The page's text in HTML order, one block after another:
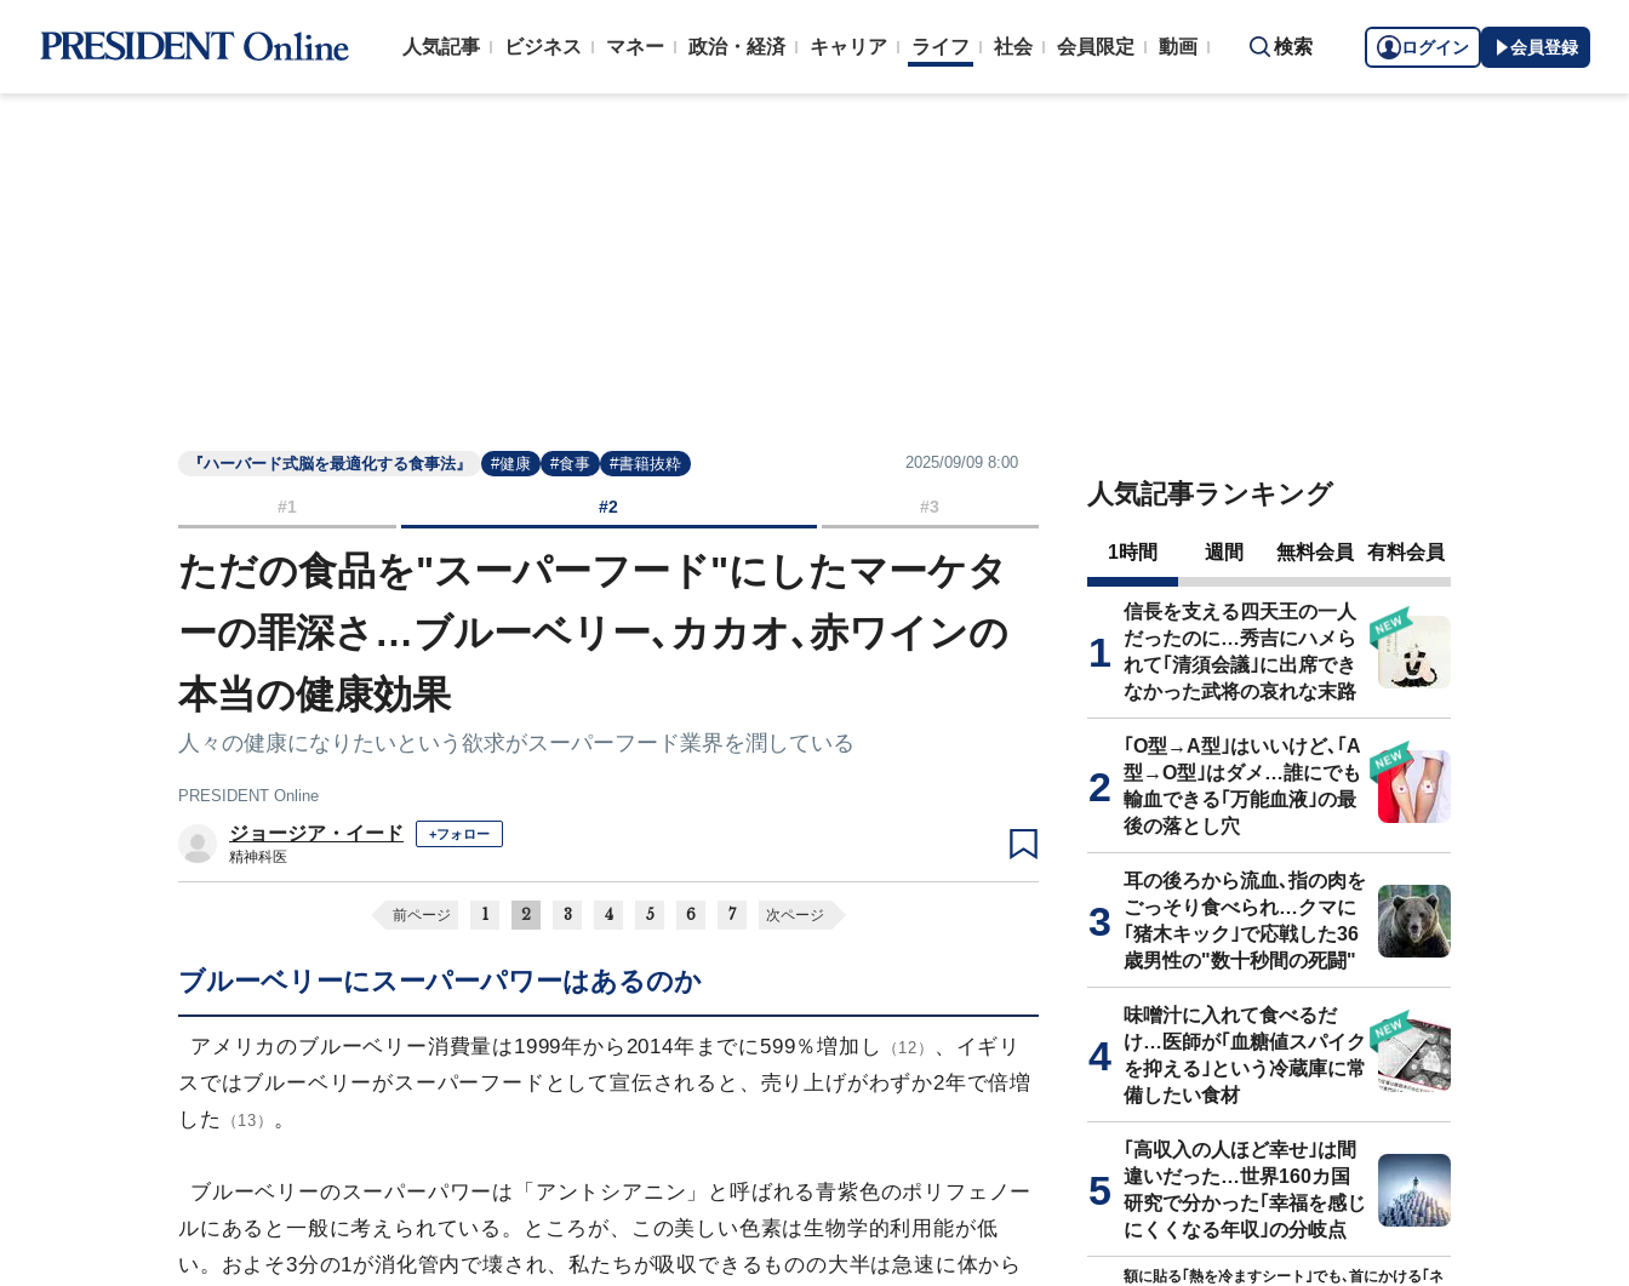
人気記事 ビジネス マネー 政治・経済 キャリア ライフ 社会 会員限定 動画 検索 ログイン 会員登録
『ハーバード式脳を最適化する食事法』 #健康 #食事 #書籍抜粋 2025/09/09 8:00
#1 #2 #3
ただの食品を"スーパーフード"にしたマーケタ
ーの罪深さ…ブルーベリー､カカオ､赤ワインの
本当の健康効果
人々の健康になりたいという欲求がスーパーフード業界を潤している
PRESIDENT Online
ジョージア・イード +フォロー
精神科医
前ページ 1 2 3 4 5 6 7 次ページ
ブルーベリーにスーパーパワーはあるのか
アメリカのブルーベリー消費量は1999年から2014年までに599％増加し （12）
、イギリ
スではブルーベリーがスーパーフードとして宣伝されると、売り上げがわずか2年で倍増
した
（13） 。
ブルーベリーのスーパーパワーは「アントシアニン」と呼ばれる青紫色のポリフェノー
ルにあると一般に考えられている。ところが、この美しい色素は生物学的利用能が低
い。およそ3分の1が消化管内で壊され、私たちが吸収できるものの大半は急速に体から
人気記事ランキング
1時間 週間 無料会員 有料会員
信長を支える四天王の一人
だったのに…秀吉にハメら
れて｢清須会議｣に出席でき
なかった武将の哀れな末路
｢O型→A型｣はいいけど､｢A
型→O型｣はダメ…誰にでも
輸血できる｢万能血液｣の最
後の落とし穴
耳の後ろから流血､指の肉を
ごっそり食べられ…クマに
｢猪木キック｣で応戦した36
歳男性の"数十秒間の死闘"
味噌汁に入れて食べるだ
け…医師が｢血糖値スパイク
を抑える｣という冷蔵庫に常
備したい食材
｢高収入の人ほど幸せ｣は間
違いだった…世界160カ国
研究で分かった｢幸福を感じ
にくくなる年収｣の分岐点
額に貼る｢熱を冷ますシート｣でも､首にかける｢ネ